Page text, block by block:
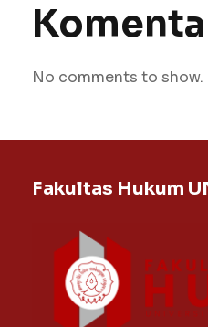
No comments to show.
Fakultas Hukum